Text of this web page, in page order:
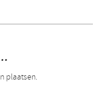
plaatsen.